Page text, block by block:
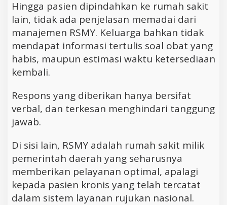
Hingga pasien dipindahkan ke rumah sakit
lain, tidak ada penjelasan memadai dari
manajemen RSMY. Keluarga bahkan tidak
mendapat informasi tertulis soal obat yang
habis, maupun estimasi waktu ketersediaan
kembali.
Respons yang diberikan hanya bersifat
verbal, dan terkesan menghindari tanggung
jawab.
Di sisi lain, RSMY adalah rumah sakit milik
pemerintah daerah yang seharusnya
memberikan pelayanan optimal, apalagi
kepada pasien kronis yang telah tercatat
dalam sistem layanan rujukan nasional.